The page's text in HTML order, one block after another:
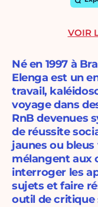
Né en 1997 à
Elenga est un
travail,
voyage dans
RnB devenues
de réussite
jaunes ou
mélangent aux
interroger les
sujets et faire
outil de critique
VOIR